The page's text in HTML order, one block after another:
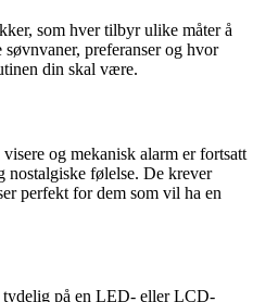
som hver tilbyr ulike måter å
preferanser og hvor
din skal være.
og mekanisk alarm er fortsatt
følelse. De krever
perfekt for dem som vil ha en
på en LED- eller LCD-